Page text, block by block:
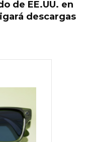
de EE.UU. en
descargas